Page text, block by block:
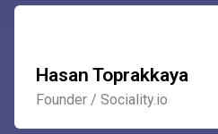
Hasan Toprakkaya
Founder / Sociality.io